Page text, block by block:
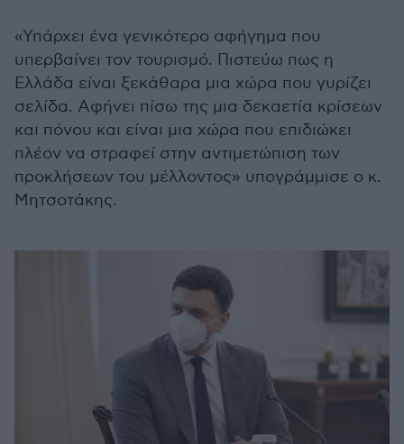
«Υπάρχει ένα γενικότερο αφήγημα που
υπερβαίνει τον τουρισμό. Πιστεύω πως η
Ελλάδα είναι ξεκάθαρα μια χώρα που γυρίζει
σελίδα. Αφήνει πίσω της μια δεκαετία κρίσεων
και πόνου και είναι μια χώρα που επιδιώκει
πλέον να στραφεί στην αντιμετώπιση των
προκλήσεων του μέλλοντος» υπογράμμισε ο κ.
Μητσοτάκης.